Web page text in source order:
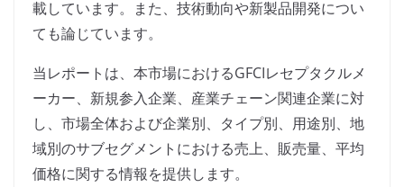
載しています。また、技術動向や新製品開発につい
ても論じています。
当レポートは、本市場におけるGFCIレセプタクルメ
ーカー、新規参入企業、産業チェーン関連企業に対
し、市場全体および企業別、タイプ別、用途別、地
域別のサブセグメントにおける売上、販売量、平均
価格に関する情報を提供します。